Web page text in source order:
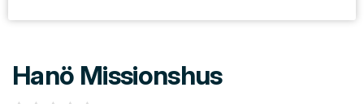
Hanö Missionshus